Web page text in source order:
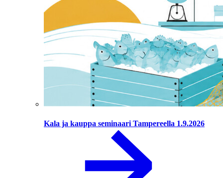
Kala ja kauppa seminaari Tampereella 1.9.2026